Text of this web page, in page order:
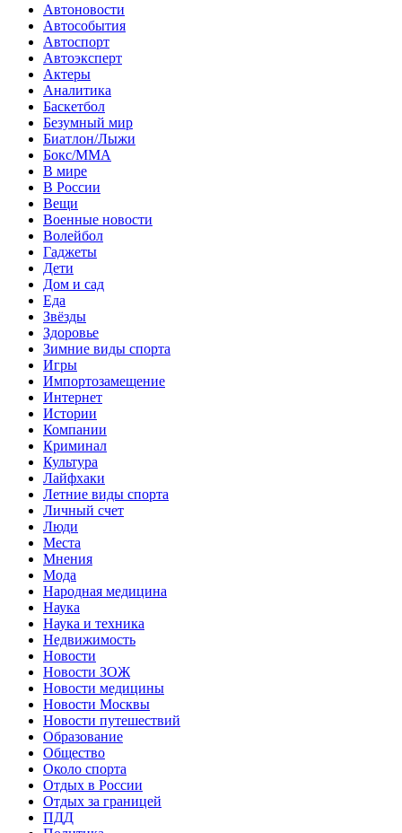
Автоновости
Автособытия
Автоспорт
Автоэксперт
Актеры
Аналитика
Баскетбол
Безумный мир
Биатлон/Лыжи
Бокс/MMA
В мире
В России
Вещи
Военные новости
Волейбол
Гаджеты
Дети
Дом и сад
Еда
Звёзды
Здоровье
Зимние виды спорта
Игры
Импортозамещение
Интернет
Истории
Компании
Криминал
Культура
Лайфхаки
Летние виды спорта
Личный счет
Люди
Места
Мнения
Мода
Народная медицина
Наука
Наука и техника
Недвижимость
Новости
Новости ЗОЖ
Новости медицины
Новости Москвы
Новости путешествий
Образование
Общество
Около спорта
Отдых в России
Отдых за границей
ПДД